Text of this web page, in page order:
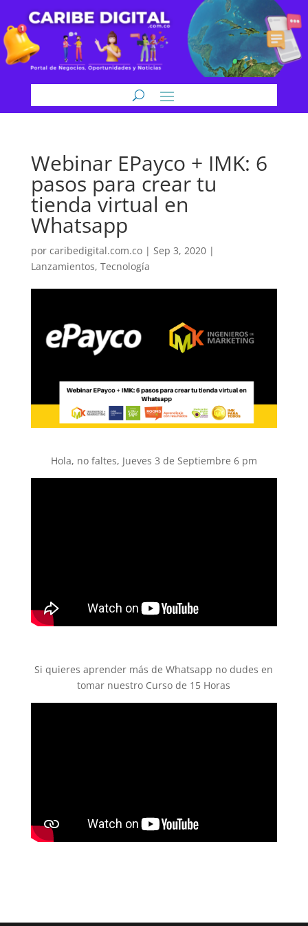
Webinar EPayco + IMK: 6
pasos para crear tu
tienda virtual en
Whatsapp
por caribedigital.com.co| Sep 3, 2020|
Lanzamientos, Tecnología
Hola, no faltes, Jueves 3 de Septiembre 6 pm
Si quieres aprender más de Whatsapp no dudes en
tomar nuestro Curso de 15 Horas